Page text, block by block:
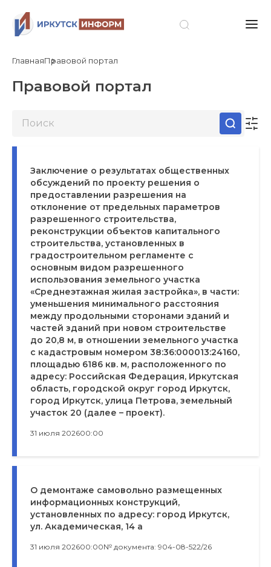
ГлавнаяПравовой портал
Правовой портал
Заключение о результатах общественных
обсуждений по проекту решения о
предоставлении разрешения на
отклонение от предельных параметров
разрешенного строительства,
реконструкции объектов капитального
строительства, установленных в
градостроительном регламенте с
основным видом разрешенного
использования земельного участка
«Среднеэтажная жилая застройка», в части:
уменьшения минимального расстояния
между продольными сторонами зданий и
частей зданий при новом строительстве
до 20,8 м, в отношении земельного участка
с кадастровым номером 38:36:000013:24160,
площадью 6186 кв. м, расположенного по
адресу: Российская Федерация, Иркутская
область, городской округ город Иркутск,
город Иркутск, улица Петрова, земельный
участок 20 (далее – проект).
31 июля 202600:00
О демонтаже самовольно размещенных
информационных конструкций,
установленных по адресу: город Иркутск,
ул. Академическая, 14 а
31 июля 202600:00№ документа: 904-08-522/26